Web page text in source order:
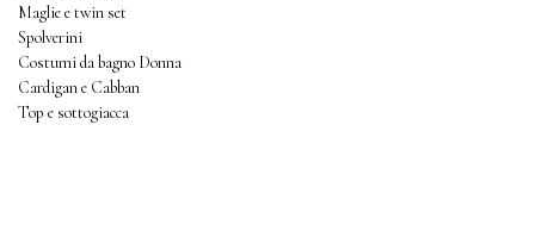
Maglie e twin set
Spolverini
Costumi da bagno Donna
Cardigan e Cabban
Top e sottogiacca